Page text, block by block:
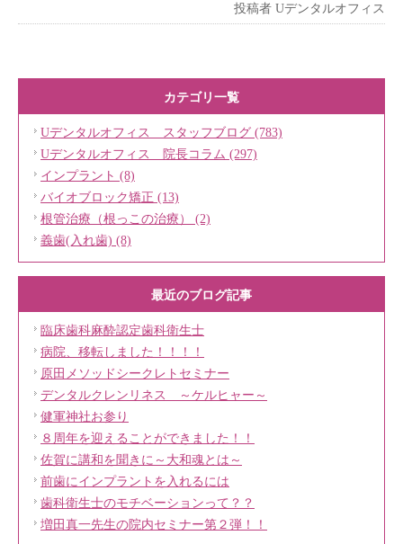
投稿者 Uデンタルオフィス
カテゴリ一覧
Uデンタルオフィス スタッフブログ (783)
Uデンタルオフィス 院長コラム (297)
インプラント (8)
バイオブロック矯正 (13)
根管治療（根っこの治療） (2)
義歯(入れ歯) (8)
最近のブログ記事
臨床歯科麻酔認定歯科衛生士
病院、移転しました！！！！
原田メソッドシークレトセミナー
デンタルクレンリネス ～ケルヒャー～
健軍神社お参り
８周年を迎えることができました！！
佐賀に講和を聞きに～大和魂とは～
前歯にインプラントを入れるには
歯科衛生士のモチベーションって？？
増田真一先生の院内セミナー第２弾！！